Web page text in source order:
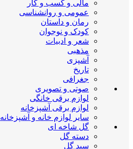
مالی و کسب و کار
عمومی و روانشناسی
رمان و داستان
کودک و نوجوان
شعر و ادبیات
مذهبی
آشپزی
تاریخ
جغرافی
صوتی و تصویری
لوازم برقی خانگی
لوازم برقی آشپزخانه
سایر لوازم خانه و آشپزخانه
گل شاخه ای
دسته گل
سبد گل